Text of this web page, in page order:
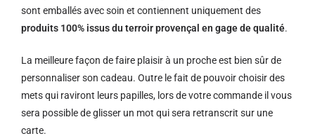
sont emballés avec soin et contiennent uniquement des
produits 100% issus du terroir provençal en gage de qualité.
La meilleure façon de faire plaisir à un proche est bien sûr de
personnaliser son cadeau. Outre le fait de pouvoir choisir des
mets qui raviront leurs papilles, lors de votre commande il vous
sera possible de glisser un mot qui sera retranscrit sur une
carte.